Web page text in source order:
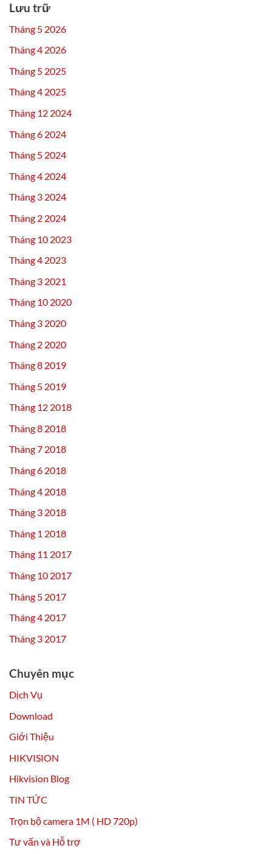
Lưu trữ
Tháng 5 2026
Tháng 4 2026
Tháng 5 2025
Tháng 4 2025
Tháng 12 2024
Tháng 6 2024
Tháng 5 2024
Tháng 4 2024
Tháng 3 2024
Tháng 2 2024
Tháng 10 2023
Tháng 4 2023
Tháng 3 2021
Tháng 10 2020
Tháng 3 2020
Tháng 2 2020
Tháng 8 2019
Tháng 5 2019
Tháng 12 2018
Tháng 8 2018
Tháng 7 2018
Tháng 6 2018
Tháng 4 2018
Tháng 3 2018
Tháng 1 2018
Tháng 11 2017
Tháng 10 2017
Tháng 5 2017
Tháng 4 2017
Tháng 3 2017
Chuyên mục
Dịch Vụ
Download
Giới Thiệu
HIKVISION
Hikvision Blog
TIN TỨC
Trọn bộ camera 1M ( HD 720p)
Tư vấn và Hỗ trợ